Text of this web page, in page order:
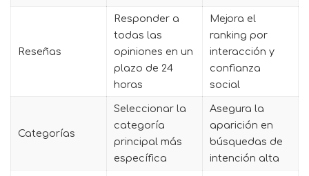
Reseñas
Responder a
todas las
opiniones en un
plazo de 24
horas
Mejora el
ranking por
interacción y
confianza
social
Categorías
Seleccionar la
categoría
principal más
específica
Asegura la
aparición en
búsquedas de
intención alta